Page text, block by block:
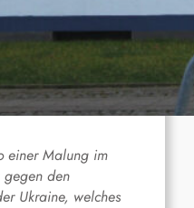
einer Malung im
den
Ukraine, welches